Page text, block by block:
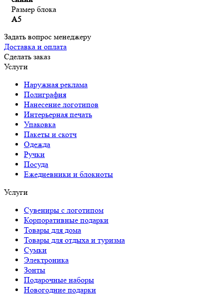
Размер блока
А5
Задать вопрос менеджеру
Доставка и оплата
Сделать заказ
Услуги
Наружная реклама
Полиграфия
Нанесение логотипов
Интерьерная печать
Упаковка
Пакеты и скотч
Одежда
Ручки
Посуда
Ежедневники и блокноты
Услуги
Сувениры с логотипом
Корпоративные подарки
Товары для дома
Товары для отдыха и туризма
Сумки
Электроника
Зонты
Подарочные наборы
Новогодние подарки